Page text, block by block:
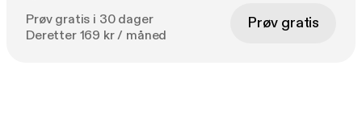
Prøv gratis i 30 dager
Deretter 169 kr / måned
Prøv gratis